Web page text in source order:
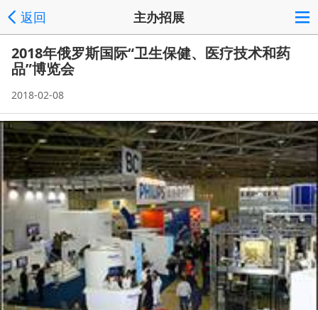
返回 主办招展
2018年俄罗斯国际“卫生保健、医疗技术和药
品”博览会
2018-02-08